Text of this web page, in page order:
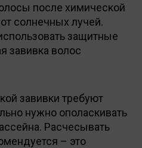
после химической
солнечных лучей.
защитные
завивка волос
завивки требуют
нужно ополаскивать
Расчесывать
– это